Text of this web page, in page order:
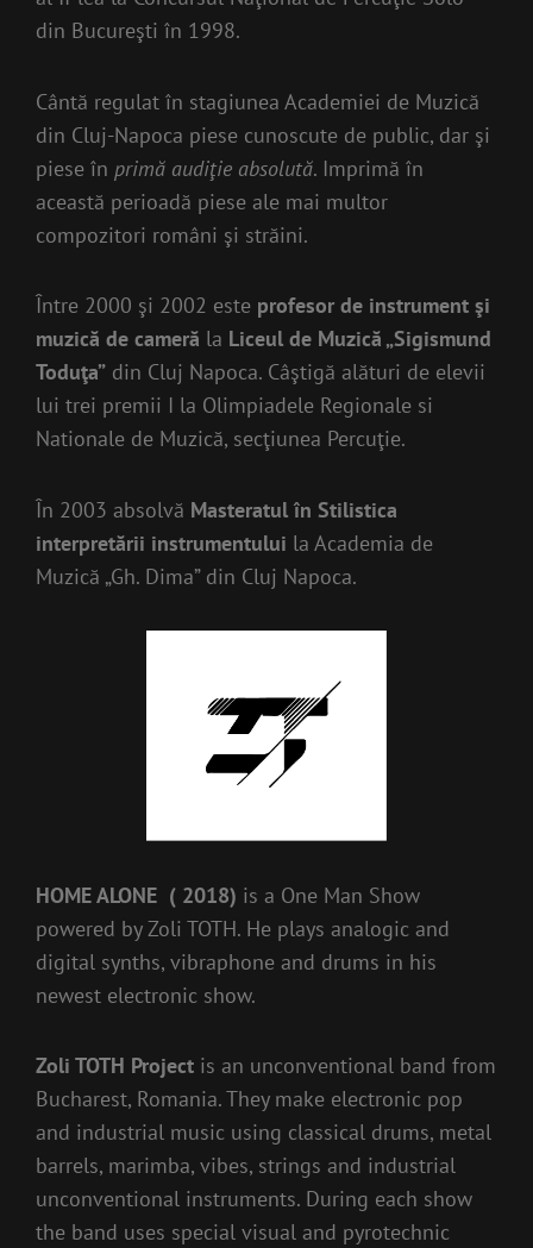
din Bucureşti în 1998.
Cântă regulat în stagiunea Academiei de Muzică
din Cluj-Napoca piese cunoscute de public, dar şi
piese în primă audiţie absolută. Imprimă în
această perioadă piese ale mai multor
compozitori români şi străini.
Între 2000 şi 2002 este profesor de instrument şi
muzică de cameră la Liceul de Muzică „Sigismund
Toduţa” din Cluj Napoca. Câştigă alături de elevii
lui trei premii I la Olimpiadele Regionale si
Nationale de Muzică, secţiunea Percuţie.
În 2003 absolvă Masteratul în Stilistica
interpretării instrumentului la Academia de
Muzică „Gh. Dima” din Cluj Napoca.
HOME ALONE ( 2018) is a One Man Show
powered by Zoli TOTH. He plays analogic and
digital synths, vibraphone and drums in his
newest electronic show.
Zoli TOTH Project is an unconventional band from
Bucharest, Romania. They make electronic pop
and industrial music using classical drums, metal
barrels, marimba, vibes, strings and industrial
unconventional instruments. During each show
the band uses special visual and pyrotechnic